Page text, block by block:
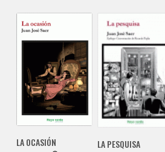
LA OCASIÓN LA PESQUISA